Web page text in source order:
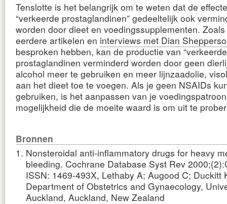
Tenslotte is het belangrijk om te weten dat de
“verkeerde prostaglandinen” gedeeltelijk ook
worden door dieet en voedingssupplementen.
eerdere artikelen en interviews met Dian
besproken hebben, kan de productie van
prostaglandinen verminderd worden door geen
alcohol meer te gebruiken en meer lijnzaadolie,
aan het dieet toe te voegen. Als je geen NSAIDs
gebruiken, is het aanpassen van je
mogelijkheid die de moeite waard is om uit te
Bronnen
Nonsteroidal anti-inflammatory drugs for heavy
bleeding. Cochrane Database Syst Rev
ISSN: 1469-493X, Lethaby A; Augood C; Duckitt
Department of Obstetrics and Gynaecology,
Auckland, Auckland, New Zealand